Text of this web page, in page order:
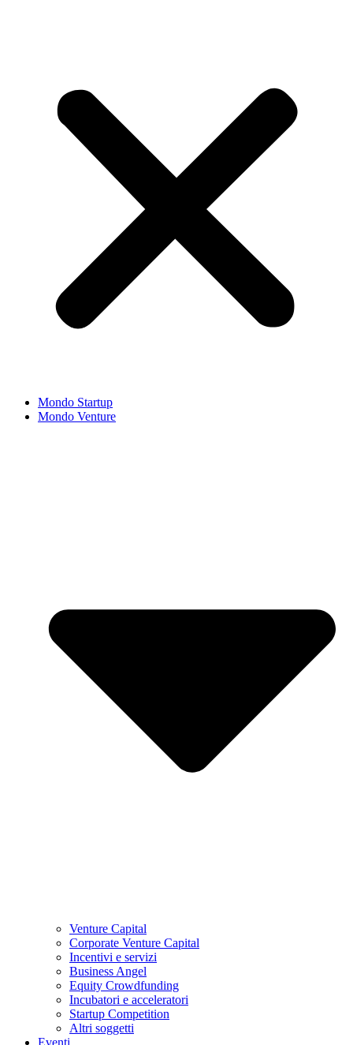
Mondo Startup
Mondo Venture
Venture Capital
Corporate Venture Capital
Incentivi e servizi
Business Angel
Equity Crowdfunding
Incubatori e acceleratori
Startup Competition
Altri soggetti